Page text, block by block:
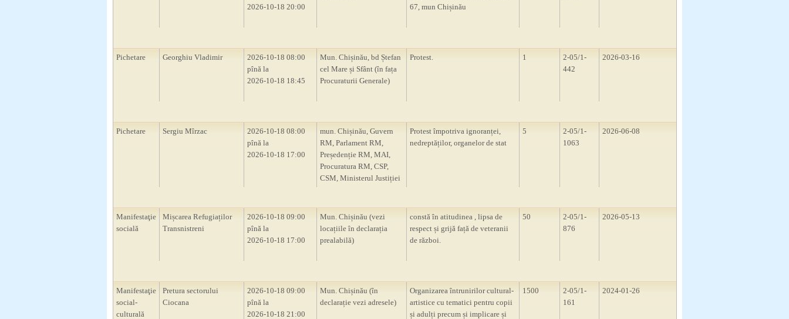
2026-10-18 20:00
67, mun Chișinău
Pichetare Georghiu Vladimir
2026-10-18 08:00
pînă la
2026-10-18 18:45
Mun. Chișinău, bd Ștefan
cel Mare și Sfânt (în fața
Procuraturii Generale)
Protest. 1
2-05/1-
442
2026-03-16
Pichetare Sergiu Mîrzac
2026-10-18 08:00
pînă la
2026-10-18 17:00
mun. Chișinău, Guvern
RM, Parlament RM,
Președenție RM, MAI,
Procuratura RM, CSP,
CSM, Ministerul Justiției
Protest împotriva ignoranței,
nedreptăților, organelor de stat
5
2-05/1-
1063
2026-06-08
Manifestaţie
socială
Mișcarea Refugiaților
Transnistreni
2026-10-18 09:00
pînă la
2026-10-18 17:00
Mun. Chișinău (vezi
locațiile în declarația
prealabilă)
constă în atitudinea , lipsa de
respect și grijă față de veteranii
de război.
50
2-05/1-
876
2026-05-13
Manifestaţie
social-
culturală
Pretura sectorului
Ciocana
2026-10-18 09:00
pînă la
2026-10-18 21:00
Mun. Chișinău (în
declarație vezi adresele)
Organizarea întrunirilor cultural-
artistice cu tematici pentru copii
și adulți precum și implicare și
1500
2-05/1-
161
2024-01-26